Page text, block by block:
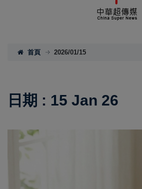
首頁 2026/01/15
日期 : 15 Jan 26